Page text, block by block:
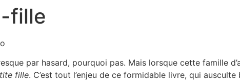
fille
par hasard, pourquoi pas. Mais lorsque cette famille
fille. C’est tout l’enjeu de ce formidable livre, qui